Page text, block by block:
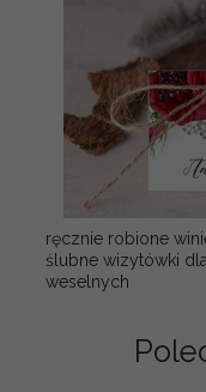
ręcznie robione
ślubne wizytówki
weselnych